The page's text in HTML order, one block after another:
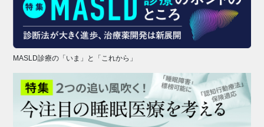
MASLD診療の「いま」と「これから」